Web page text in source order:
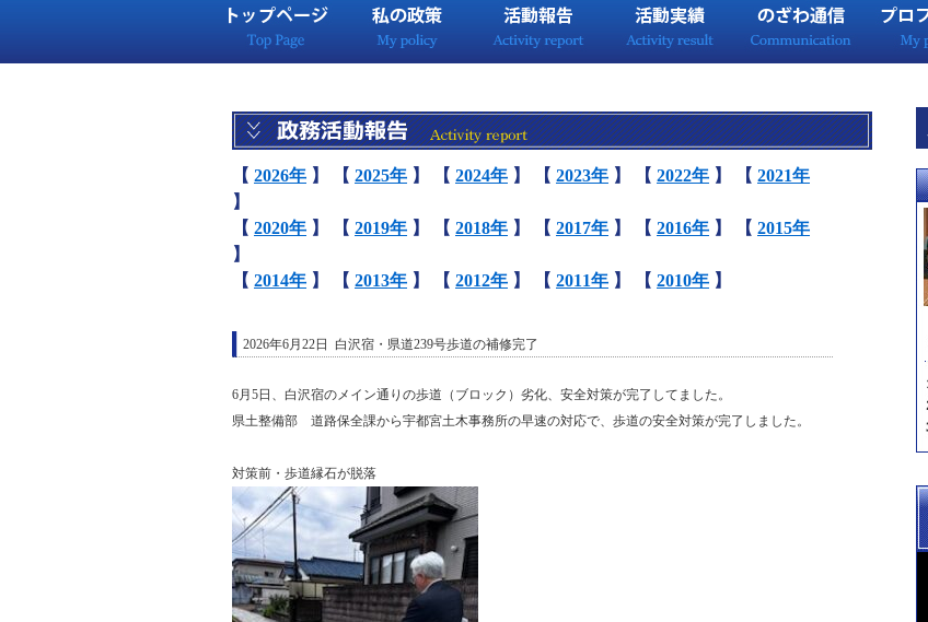
【 2026年 】 【 2025年 】 【 2024年 】 【 2023年 】 【 2022年 】 【 2021年
】
【 2020年 】 【 2019年 】 【 2018年 】 【 2017年 】 【 2016年 】 【 2015年
】
【 2014年 】 【 2013年 】 【 2012年 】 【 2011年 】 【 2010年 】
2026年6月22日 白沢宿・県道239号歩道の補修完了
6月5日、白沢宿のメイン通りの歩道（ブロック）劣化、安全対策が完了してました。
県土整備部 道路保全課から宇都宮土木事務所の早速の対応で、歩道の安全対策が完了しました。
対策前・歩道縁石が脱落